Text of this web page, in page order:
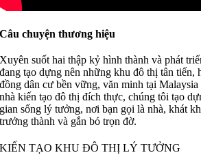
Câu chuyện thương hiệu
Xuyên suốt hai thập kỷ hình thành và phát
đang tạo dựng nên những khu đô thị tân tiến,
đồng dân cư bền vững, văn minh tại
nhà kiến tạo đô thị đích thực, chúng tôi tạo
gian sống lý tưởng, nơi bạn gọi là nhà, khát
trưởng thành và gắn bó trọn đờ.
KIẾN TẠO KHU ĐÔ THỊ LÝ TƯỞNG